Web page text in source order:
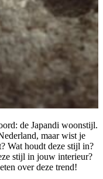
de Japandi woonstijl.
maar wist je
Wat houdt deze stijl in?
stijl in jouw interieur?
over deze trend!